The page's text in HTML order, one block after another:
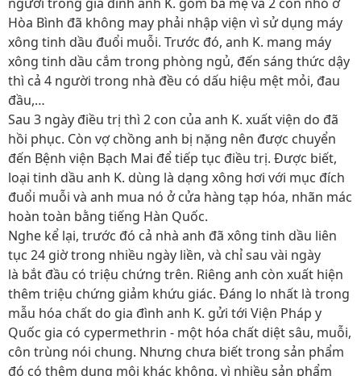
Hòa Bình đã không may phải nhập viện vì sử dụng máy
xông tinh dầu đuổi muỗi. Trước đó, anh K. mang máy
xông tinh dầu cắm trong phòng ngủ, đến sáng thức dậy
thì cả 4 người trong nhà đều có dấu hiệu mệt mỏi, đau
đầu,…
Sau 3 ngày điều trị thì 2 con của anh K. xuất viện do đã
hồi phục. Còn vợ chồng anh bị nặng nên được chuyển
đến Bệnh viện Bạch Mai để tiếp tục điều trị. Được biết,
loại tinh dầu anh K. dùng là dạng xông hơi với mục đích
đuổi muỗi và anh mua nó ở cửa hàng tạp hóa, nhãn mác
hoàn toàn bằng tiếng Hàn Quốc.
Nghe kể lại, trước đó cả nhà anh đã xông tinh dầu liên
tục 24 giờ trong nhiều ngày liền, và chỉ sau vài ngày
là bắt đầu có triệu chứng trên. Riêng anh còn xuất hiện
thêm triệu chứng giảm khứu giác. Đáng lo nhất là trong
mẫu hóa chất do gia đình anh K. gửi tới Viện Pháp y
Quốc gia có cypermethrin - một hóa chất diệt sâu, muỗi,
côn trùng nói chung. Nhưng chưa biết trong sản phẩm
đó có thêm dung môi khác không, vì nhiều sản phẩm